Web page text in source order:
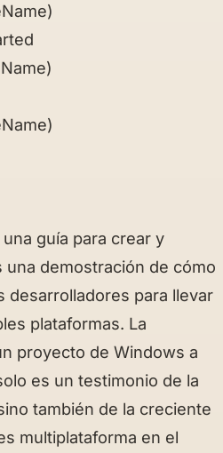
guía para crear y
demostración de cómo
desarrolladores para llevar
plataformas. La
proyecto de Windows a
es un testimonio de la
también de la creciente
multiplataforma en el